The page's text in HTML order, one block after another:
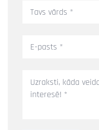
vārds
pasts